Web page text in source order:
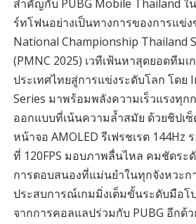
สำคัญกับ PUBG Mobile Thailand ใ
ร์ทโฟนอย่างเป็นทางการของการแข่
National Championship Thailand
(PMNC 2025) เวทีเฟ้นหาสุดยอดทีม
ประเทศไทยสู่การแข่งระดับโลก โดย
Series มาพร้อมพลังความเร็วแรงทุก
ออกแบบที่เน้นความล้ำสมัย ด้วยชิปเซ็
หน้าจอ AMOLED รีเฟรชเรต 144Hz
ที่ 120FPS มอบภาพลื่นไหล คมชัดระ
การตอบสนองที่แม่นยำในทุกจังหวะก
ประสบการณ์เกมมิ่งเต็มขั้นระดับมือโ
จากการคอลแลปร่วมกับ PUBG อีกด้ว